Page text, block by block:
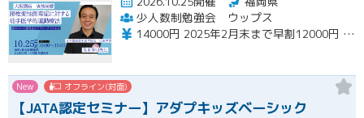
少人数制勉強会 ウップス
14000円 2025年2月末まで早割12000円 ペア割さらに1000円引き
New オフライン(対面)
【JATA認定セミナー】アダプキッズベーシック